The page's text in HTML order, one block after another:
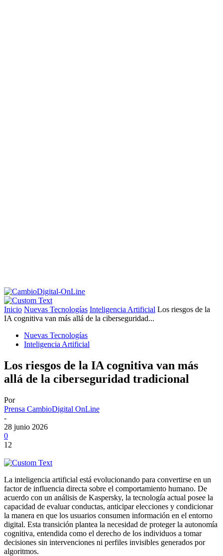
Inicio Nuevas Tecnologías Inteligencia Artificial Los riesgos de la
IA cognitiva van más allá de la ciberseguridad...
Nuevas Tecnologías
Inteligencia Artificial
Los riesgos de la IA cognitiva van más
allá de la ciberseguridad tradicional
Por
Prensa CambioDigital OnLine
-
28 junio 2026
0
12
La inteligencia artificial está evolucionando para convertirse en un
factor de influencia directa sobre el comportamiento humano. De
acuerdo con un análisis de Kaspersky, la tecnología actual posee la
capacidad de evaluar conductas, anticipar elecciones y condicionar
la manera en que los usuarios consumen información en el entorno
digital. Esta transición plantea la necesidad de proteger la autonomía
cognitiva, entendida como el derecho de los individuos a tomar
decisiones sin intervenciones ni perfiles invisibles generados por
algoritmos.